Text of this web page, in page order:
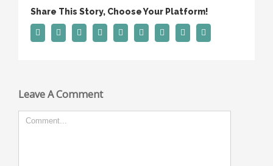
Share This Story, Choose Your Platform!
FacebookTwitter LinkedinReddit Tumblr Google+Pinterest
Leave A Comment
Comment